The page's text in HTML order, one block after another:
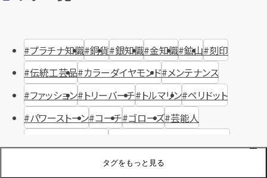
タグをもっと見る
プラチナ知識 銅貨 銀知識 金知識 鉱山 刻印
伝統工芸品 カラーダイヤモンド メンテナンス
ファッション トリーバーチ トルマリン ペリドット
パワーストーン コーチ ゴローズ 芸能人
ジュエリーブランド オーデマピゲ